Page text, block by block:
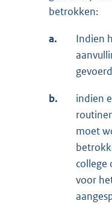
betrokken:
a.
Indien
b.
indien
moet
college
voor